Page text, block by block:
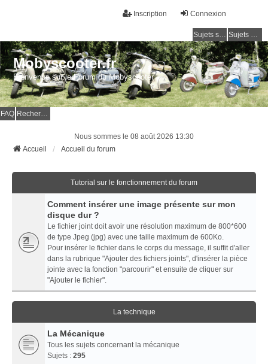
Connexion
Inscription
Sujets sans réponse Sujets actifs
Mobyscooter.fr
Bienvenue sur le Forum du Mobyscooter
FAQ Rechercher
Nous sommes le 08 août 2026 13:30
Accueil
Accueil du forum
Tutorial sur le fonctionnement du forum
Comment insérer une image présente sur mon
disque dur ?
Le fichier joint doit avoir une résolution maximum de 800*600
de type Jpeg (jpg) avec une taille maximum de 600Ko.
Pour insérer le fichier dans le corps du message, il suffit d'aller
dans la rubrique "Ajouter des fichiers joints", d'insérer la pièce
jointe avec la fonction "parcourir" et ensuite de cliquer sur
"Ajouter le fichier".
La technique
La Mécanique
Tous les sujets concernant la mécanique
Sujets : 295